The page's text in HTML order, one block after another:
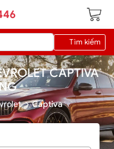
Tìm kiếm
CAPTIVA
Captiva